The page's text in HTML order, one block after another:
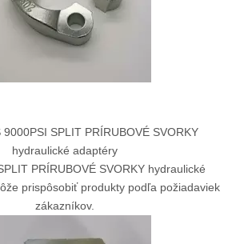
9000PSI SPLIT PRÍRUBOVÉ SVORKY
hydraulické adaptéry
PRÍRUBOVÉ SVORKY hydraulické
prispôsobiť produkty podľa požiadaviek
zákazníkov.